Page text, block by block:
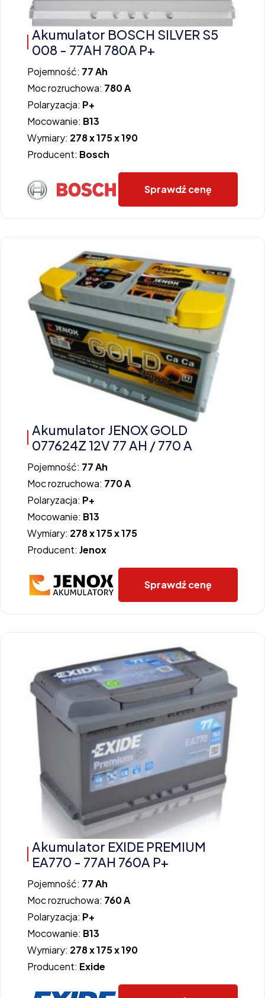
Akumulator BOSCH SILVER S5
008 - 77AH 780A P+
Pojemność: 77 Ah
Moc rozruchowa: 780 A
Polaryzacja: P+
Mocowanie: B13
Wymiary: 278 x 175 x 190
Producent: Bosch
Sprawdź cenę
Akumulator JENOX GOLD
077624Z 12V 77 AH / 770 A
Pojemność: 77 Ah
Moc rozruchowa: 770 A
Polaryzacja: P+
Mocowanie: B13
Wymiary: 278 x 175 x 175
Producent: Jenox
Sprawdź cenę
Akumulator EXIDE PREMIUM
EA770 - 77AH 760A P+
Pojemność: 77 Ah
Moc rozruchowa: 760 A
Polaryzacja: P+
Mocowanie: B13
Wymiary: 278 x 175 x 190
Producent: Exide